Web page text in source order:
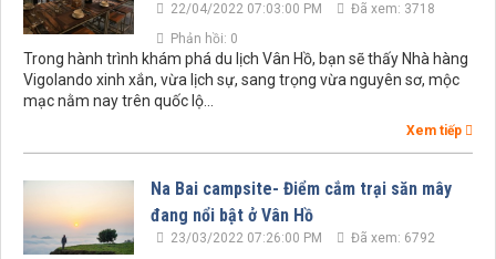
22/04/2022 07:03:00 PM
Đã xem: 3718
Phản hồi: 0
Trong hành trình khám phá du lịch Vân Hồ, bạn sẽ thấy Nhà hàng
Vigolando xinh xắn, vừa lịch sự, sang trọng vừa nguyên sơ, mộc
mạc nằm nay trên quốc lộ...
Xem tiếp
Na Bai campsite- Điểm cắm trại săn mây
đang nổi bật ở Vân Hồ
23/03/2022 07:26:00 PM
Đã xem: 6792